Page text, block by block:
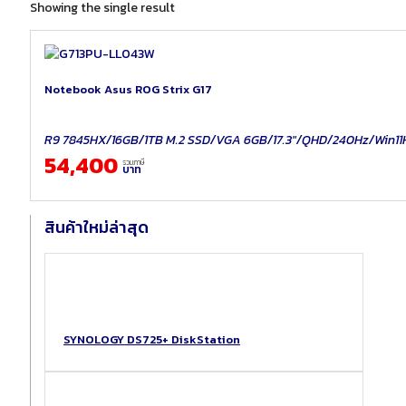
Showing the single result
Notebook Asus ROG Strix G17
R9 7845HX/16GB/1TB M.2 SSD/VGA 6GB/17.3"/QHD/240Hz/
54,400 รวมภาษี
บาท
สินค้าใหม่ล่าสุด
SYNOLOGY DS725+ DiskStation